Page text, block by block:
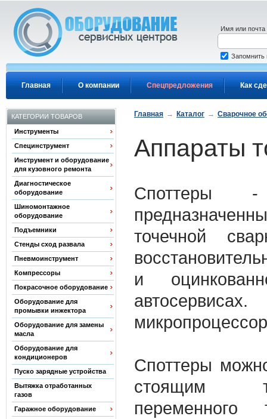
Главная О компании Спецпредложения Как
Имя или почта
Запомнить
КАТЕГОРИИ ТОВАРОВ
Инструменты
Специнструмент
Инструмент и оборудование
для кузовного ремонта
Диагностическое
оборудование
Шиномонтажное
оборудование
Подъемники
Стенды сход развала
Пневмоинструмент
Компрессоры
Покрасочное оборудование
Оборудование для
промывки инжектора
Оборудование для замены
масла
Оборудование для
кондиционеров
Пуско зарядные устройства
Вытяжка отработанных
газов
Гаражное оборудование
Главная → Каталог → Сварочное
Аппараты
Споттеры
точечной
и
Cпоттеры
стоящим